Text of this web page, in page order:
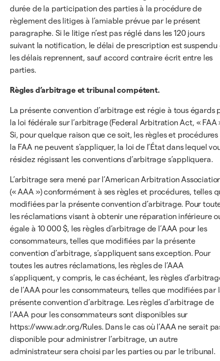
durée de la participation des parties à la procédure de
règlement des litiges à l’amiable prévue par le présent
paragraphe. Si le litige n’est pas réglé dans les 120 jours
suivant la notification, le délai de prescription est suspendu
les délais reprennent, sauf accord contraire écrit entre les
parties.
Règles d’arbitrage et tribunal compétent.
La présente convention d’arbitrage est régie à tous égards
la loi fédérale sur l’arbitrage (Federal Arbitration Act, « FAA
Si, pour quelque raison que ce soit, les règles et procédures
la FAA ne peuvent s’appliquer, la loi de l’État dans lequel
résidez régissant les conventions d’arbitrage s’appliquera.
L’arbitrage sera mené par l’American Arbitration
(« AAA ») conformément à ses règles et procédures, telles
modifiées par la présente convention d’arbitrage. Pour
les réclamations visant à obtenir une réparation inférieure
égale à 10 000 $, les règles d’arbitrage de l’AAA pour les
consommateurs, telles que modifiées par la présente
convention d’arbitrage, s’appliquent sans exception. Pour
toutes les autres réclamations, les règles de l’AAA
s’appliquent, y compris, le cas échéant, les règles
de l’AAA pour les consommateurs, telles que modifiées par
présente convention d’arbitrage. Les règles d’arbitrage de
l’AAA pour les consommateurs sont disponibles sur
https://www.adr.org/Rules. Dans le cas où l’AAA ne serait
disponible pour administrer l’arbitrage, un autre
administrateur sera choisi par les parties ou par le tribunal.